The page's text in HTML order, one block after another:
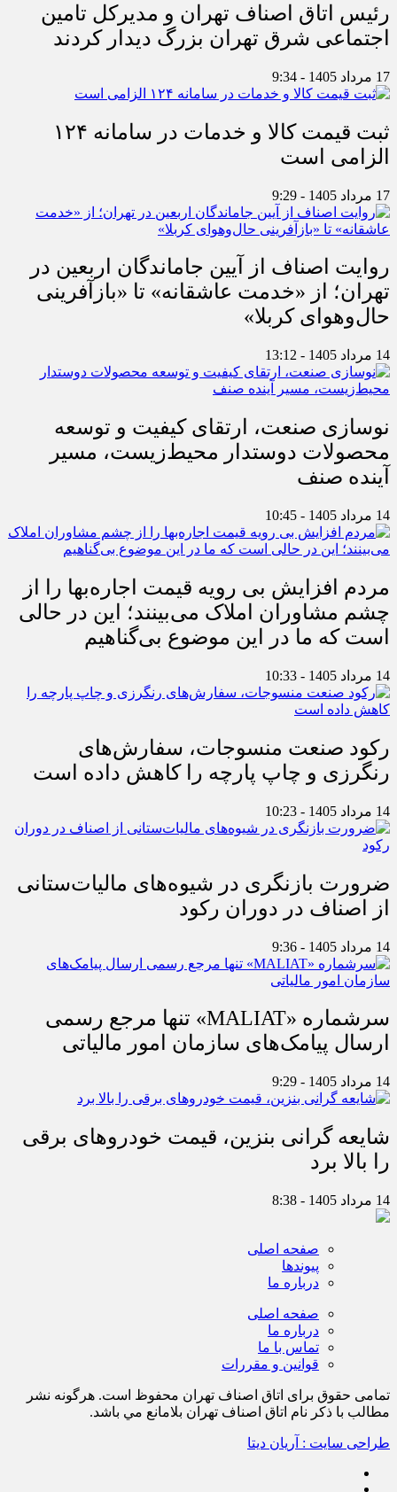
رئیس اتاق اصناف تهران و مدیرکل تامین
اجتماعی شرق تهران بزرگ دیدار کردند
17 مرداد 1405 - 9:34
ثبت قیمت کالا و خدمات در سامانه ۱۲۴
الزامی است
17 مرداد 1405 - 9:29
روایت اصناف از آیین جاماندگان اربعین در
تهران؛ از «خدمت عاشقانه» تا «بازآفرینی
حال‌وهوای کربلا»
14 مرداد 1405 - 13:12
نوسازی صنعت، ارتقای کیفیت و توسعه
محصولات دوستدار محیط‌زیست، مسیر
آینده صنف
14 مرداد 1405 - 10:45
مردم افزایش بی رویه قیمت اجاره‌بها را از
چشم مشاوران املاک می‌بینند؛ این در حالی
است که ما در این موضوع بی‌گناهیم
14 مرداد 1405 - 10:33
رکود صنعت منسوجات، سفارش‌های
رنگرزی و چاپ پارچه را کاهش داده است
14 مرداد 1405 - 10:23
ضرورت بازنگری در شیوه‌های مالیات‌ستانی
از اصناف در دوران رکود
14 مرداد 1405 - 9:36
سرشماره «MALIAT» تنها مرجع رسمی
ارسال پیامک‌های سازمان امور مالیاتی
14 مرداد 1405 - 9:29
شایعه گرانی بنزین، قیمت خودروهای برقی
را بالا برد
14 مرداد 1405 - 8:38
صفحه اصلی
پیوندها
درباره ما
صفحه اصلی
درباره ما
تماس با ما
قوانین و مقررات
تمامی حقوق برای اتاق اصناف تهران محفوظ است. هرگونه نشر
مطالب با ذكر نام اتاق اصناف تهران بلامانع مي باشد.
طراحی سایت : آریان دیتا